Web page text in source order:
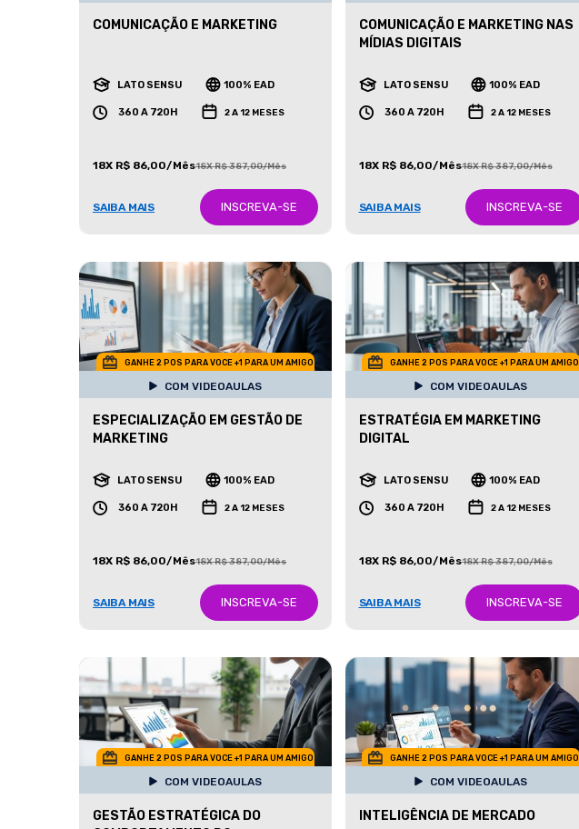
COMUNICAÇÃO E MARKETING
LATO SENSU 100% EAD
360 A 720H 2 A 12 MESES
18X R$ 86,00/Mês18X R$ 387,00/Mês
SAIBA MAIS INSCREVA-SE
COMUNICAÇÃO E MARKETING NAS
MÍDIAS DIGITAIS
LATO SENSU 100% EAD
360 A 720H 2 A 12 MESES
18X R$ 86,00/Mês18X R$ 387,00/Mês
SAIBA MAIS INSCREVA-SE
GANHE 2 POS PARA VOCE +1 PARA UM AMIGO
COM VIDEOAULAS
ESPECIALIZAÇÃO EM GESTÃO DE
MARKETING
LATO SENSU 100% EAD
360 A 720H 2 A 12 MESES
18X R$ 86,00/Mês18X R$ 387,00/Mês
SAIBA MAIS INSCREVA-SE
GANHE 2 POS PARA VOCE +1 PARA UM AMIGO
COM VIDEOAULAS
ESTRATÉGIA EM MARKETING
DIGITAL
LATO SENSU 100% EAD
360 A 720H 2 A 12 MESES
18X R$ 86,00/Mês18X R$ 387,00/Mês
SAIBA MAIS INSCREVA-SE
GANHE 2 POS PARA VOCE +1 PARA UM AMIGO
COM VIDEOAULAS
GESTÃO ESTRATÉGICA DO
GANHE 2 POS PARA VOCE +1 PARA UM AMIGO
COM VIDEOAULAS
INTELIGÊNCIA DE MERCADO